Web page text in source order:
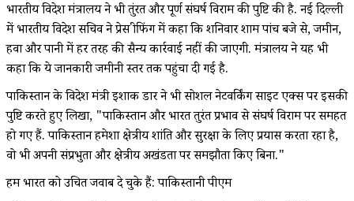
भारतीय विदेश मंत्रालय ने भी तुंरत और पूर्ण संघर्ष विराम की पुष्टि की है. नई दिल्ली
में भारतीय विदेश सचिव ने प्रेस ब्रीफिंग में कहा कि शनिवार शाम पांच बजे से, जमीन,
हवा और पानी में हर तरह की सैन्य कार्रवाई नहीं की जाएगी. मंत्रालय ने यह भी
कहा कि ये जानकारी जमीनी स्तर तक पहुंचा दी गई है.
पाकिस्तान के विदेश मंत्री इशाक डार ने भी सोशल नेटवर्किंग साइट एक्स पर इसकी
पुष्टि करते हुए लिखा, "पाकिस्तान और भारत तुरंत प्रभाव से संघर्ष विराम पर समहत
हो गए हैं. पाकिस्तान हमेशा क्षेत्रीय शांति और सुरक्षा के लिए प्रयास करता रहा है,
वो भी अपनी संप्रभुता और क्षेत्रीय अखंडता पर समझौता किए बिना."
हम भारत को उचित जवाब दे चुके हैं: पाकिस्तानी पीएम